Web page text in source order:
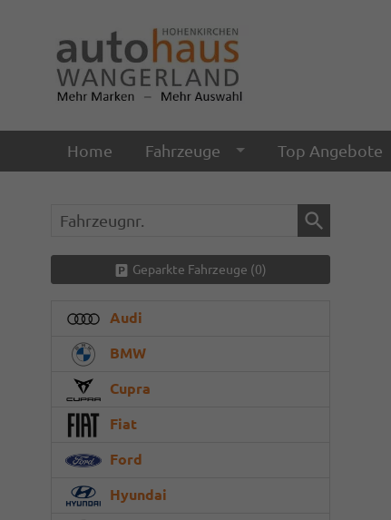
Home Fahrzeuge Top Angebote
Fahrzeugnr.
Geparkte Fahrzeuge (0)
Audi
BMW
Cupra
Fiat
Ford
Hyundai